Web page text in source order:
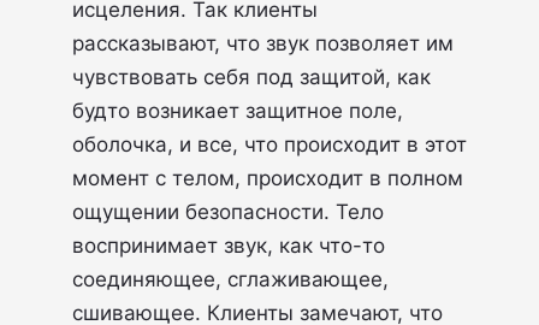
исцеления. Так клиенты
рассказывают, что звук позволяет им
чувствовать себя под защитой, как
будто возникает защитное поле,
оболочка, и все, что происходит в этот
момент с телом, происходит в полном
ощущении безопасности. Тело
воспринимает звук, как что-то
соединяющее, сглаживающее,
сшивающее. Клиенты замечают, что